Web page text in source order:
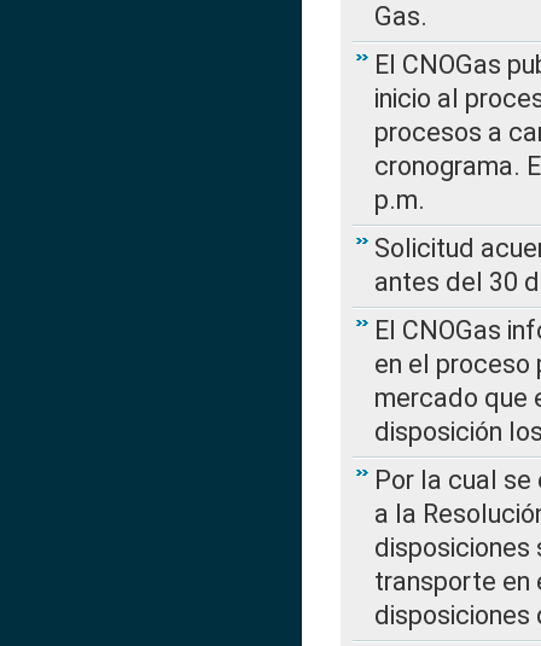
Gas.
El CNOGas
inicio al
procesos a
cronograma.
p.m.
Solicitud
antes del 30
El CNOGas
en el
mercado que
disposición
Por la cual se
a la
disposiciones
transporte en
disposiciones